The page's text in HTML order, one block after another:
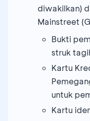
diwakilkan)
Mainstreet
Bukti
struk
Kartu
untuk
Kartu